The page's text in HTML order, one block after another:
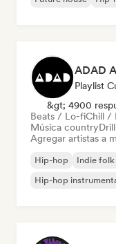
ADAD
Playlist
&gt; 4900
Beats / Lo-fiChill /
Música country
Agregar artistas a
Hip-hop Indie folk
Hip-hop